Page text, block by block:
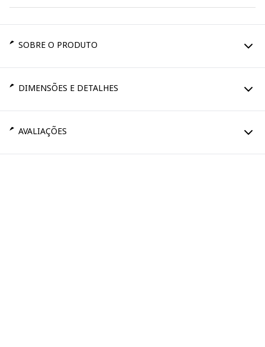
SOBRE O PRODUTO
DIMENSÕES E DETALHES
AVALIAÇÕES